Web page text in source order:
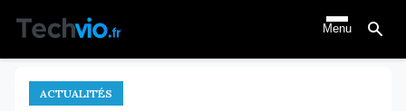
contenu
principal
Menu
ACTUALITÉS